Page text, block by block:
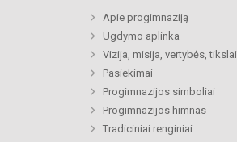
Apie progimnaziją
Ugdymo aplinka
Vizija, misija, vertybės, tikslai
Pasiekimai
Progimnazijos simboliai
Progimnazijos himnas
Tradiciniai renginiai